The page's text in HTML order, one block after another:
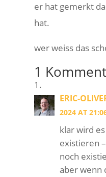
er hat gemerkt
hat.
wer weiss das
1
ERIC-
2024 AT
klar wird
existieren
noch
aber wenn